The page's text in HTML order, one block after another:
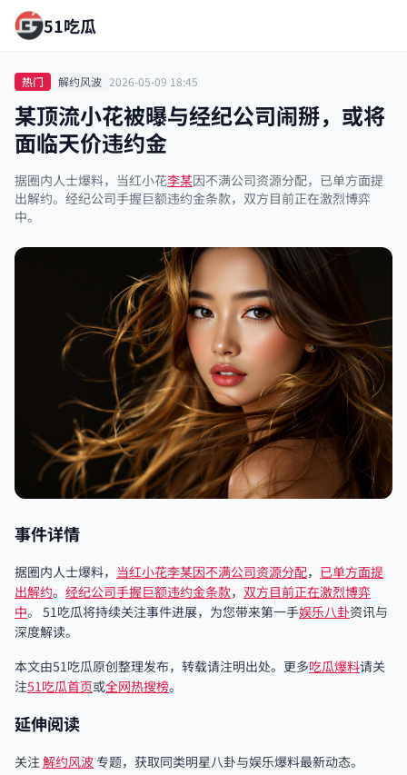
51吃瓜
热门 解约风波 2026-05-09 18:45
某顶流小花被曝与经纪公司闹掰，或将
面临天价违约金
据圈内人士爆料，当红小花李某因不满公司资源分配，已单方面提
出解约。经纪公司手握巨额违约金条款，双方目前正在激烈博弈
中。
事件详情
据圈内人士爆料， 当红小花李某因不满公司资源分配， 已单方面提
出解约。 经纪公司手握巨额违约金条款， 双方目前正在激烈博弈
中。 51吃瓜将持续关注事件进展，为您带来第一手娱乐八卦资讯与
深度解读。
本文由51吃瓜原创整理发布，转载请注明出处。更多吃瓜爆料请关
注51吃瓜首页或全网热搜榜。
延伸阅读
关注解约风波 专题，获取同类明星八卦与娱乐爆料最新动态。